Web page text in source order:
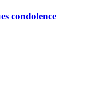
condolence